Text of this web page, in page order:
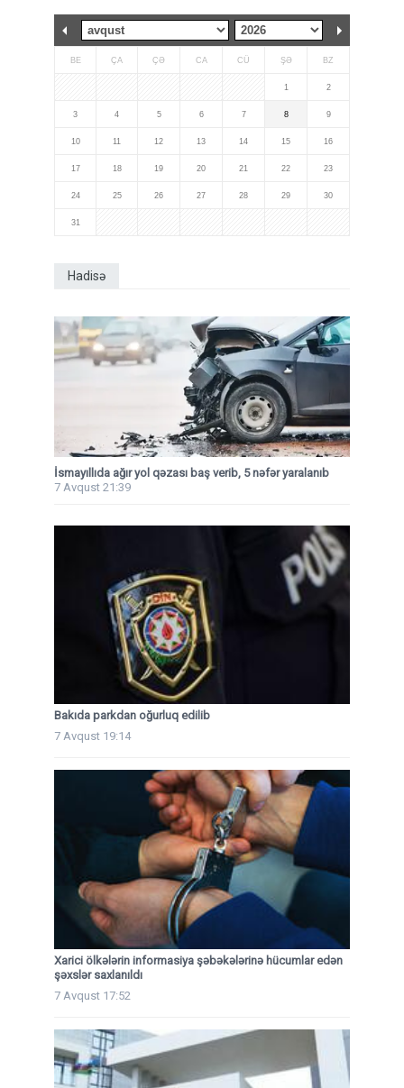
BE ÇA ÇƏ CA CÜ ŞƏ BZ
1 2
3 4 5 6 7 8 9
10 11 12 13 14 15 16
17 18 19 20 21 22 23
24 25 26 27 28 29 30
31
Hadisə
İsmayıllıda ağır yol qəzası baş verib, 5 nəfər yaralanıb
7 Avqust 21:39
Bakıda parkdan oğurluq edilib
7 Avqust 19:14
Xarici ölkələrin informasiya şəbəkələrinə hücumlar edən
şəxslər saxlanıldı
7 Avqust 17:52